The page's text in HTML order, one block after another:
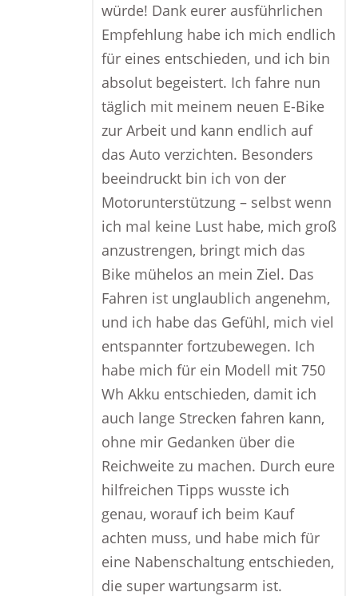
würde! Dank eurer ausführlichen
Empfehlung habe ich mich endlich
für eines entschieden, und ich bin
absolut begeistert. Ich fahre nun
täglich mit meinem neuen E-Bike
zur Arbeit und kann endlich auf
das Auto verzichten. Besonders
beeindruckt bin ich von der
Motorunterstützung – selbst wenn
ich mal keine Lust habe, mich groß
anzustrengen, bringt mich das
Bike mühelos an mein Ziel. Das
Fahren ist unglaublich angenehm,
und ich habe das Gefühl, mich viel
entspannter fortzubewegen. Ich
habe mich für ein Modell mit 750
Wh Akku entschieden, damit ich
auch lange Strecken fahren kann,
ohne mir Gedanken über die
Reichweite zu machen. Durch eure
hilfreichen Tipps wusste ich
genau, worauf ich beim Kauf
achten muss, und habe mich für
eine Nabenschaltung entschieden,
die super wartungsarm ist.